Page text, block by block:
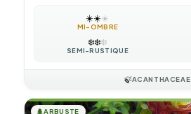
☀️☀️☀️
MI-OMBRE
❄️❄️❄️
SEMI-RUSTIQUE
🍃ACANTHACEAE
🌲ARBUSTE